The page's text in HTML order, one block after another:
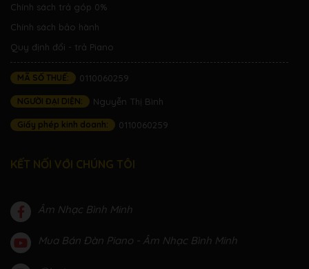
Chính sách trả góp 0%
Chính sách bảo hành
Quy định đổi - trả Piano
MÃ SỐ THUẾ: 0110060259
NGƯỜI ĐẠI DIỆN: Nguyễn Thị Bình
Giấy phép kinh doanh: 0110060259
KẾT NỐI VỚI CHÚNG TÔI
Âm Nhạc Bình Minh
Mua Bán Đàn Piano - Âm Nhạc Bình Minh